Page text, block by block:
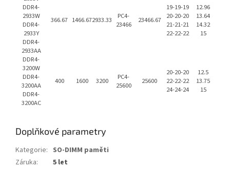
DDR4-
2933W
DDR4-
2933Y
DDR4-
2933AA
366.67 1466.672933.33
PC4-
23466
23466.67
19-19-19
20-20-20
21-21-21
22-22-22
12.96
13.64
14.32
15
DDR4-
3200W
DDR4-
3200AA
DDR4-
3200AC
400 1600 3200
PC4-
25600
25600
20-20-20
22-22-22
24-24-24
12.5
13.75
15
Doplňkové parametry
Kategorie: SO-DIMM paměti
Záruka:
5 let